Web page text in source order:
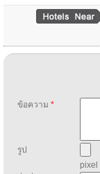
ข้อความ *
รูป
pixel